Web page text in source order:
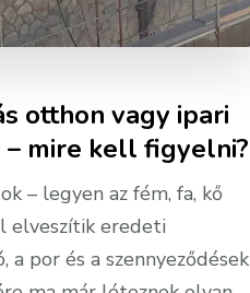
otthon vagy ipari
mire kell figyelni?
– legyen az fém, fa, kő
elveszítik eredeti
a por és a szennyeződések